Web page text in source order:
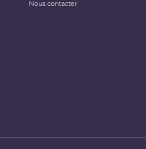
Nous contacter